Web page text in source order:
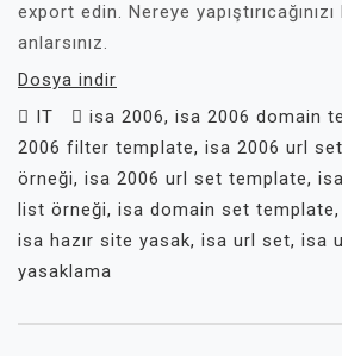
export edin. Nereye yapıştırıcağınızı
anlarsınız.
Dosya indir
IT
isa 2006, isa 2006 domain
2006 filter template, isa 2006 url set
örneği, isa 2006 url set template,
list örneği, isa domain set template,
isa hazır site yasak, isa url set, isa
yasaklama